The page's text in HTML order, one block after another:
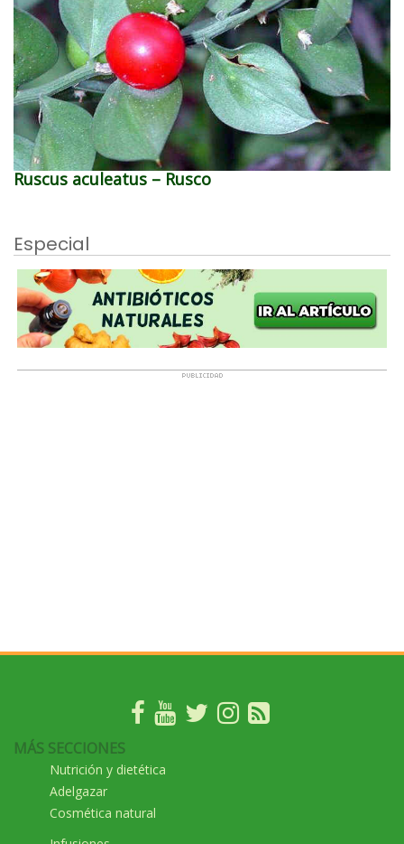
Ruscus aculeatus – Rusco
Especial
MÁS SECCIONES
Nutrición y dietética
Adelgazar
Cosmética natural